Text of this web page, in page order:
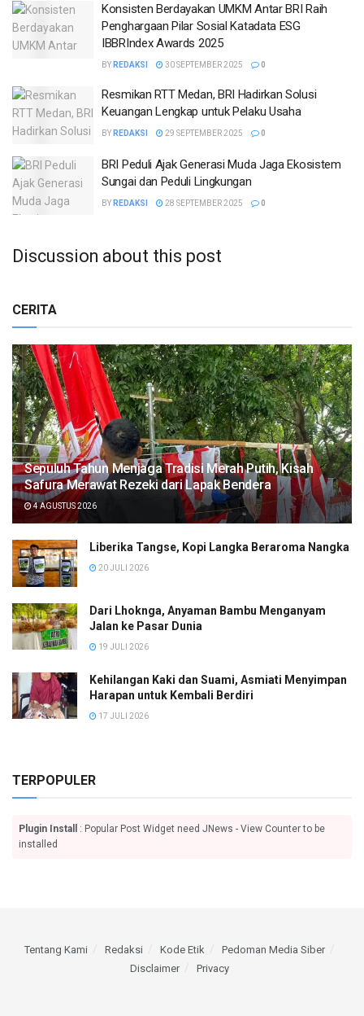
Konsisten Berdayakan UMKM Antar BRI Raih
Penghargaan Pilar Sosial Katadata ESG
IBBRIndex Awards 2025
BY REDAKSI 30 SEPTEMBER 2025 0
Resmikan RTT Medan, BRI Hadirkan Solusi
Keuangan Lengkap untuk Pelaku Usaha
BY REDAKSI 29 SEPTEMBER 2025 0
BRI Peduli Ajak Generasi Muda Jaga Ekosistem
Sungai dan Peduli Lingkungan
BY REDAKSI 28 SEPTEMBER 2025 0
Discussion about this post
CERITA
Sepuluh Tahun Menjaga Tradisi Merah Putih, Kisah
Safura Merawat Rezeki dari Lapak Bendera
4 AGUSTUS 2026
Liberika Tangse, Kopi Langka Beraroma Nangka
20 JULI 2026
Dari Lhoknga, Anyaman Bambu Menganyam
Jalan ke Pasar Dunia
19 JULI 2026
Kehilangan Kaki dan Suami, Asmiati Menyimpan
Harapan untuk Kembali Berdiri
17 JULI 2026
TERPOPULER
Plugin Install
: Popular Post Widget need JNews - View Counter to be
installed
Tentang Kami Redaksi Kode Etik
Pedoman Media Siber
Disclaimer
Privacy